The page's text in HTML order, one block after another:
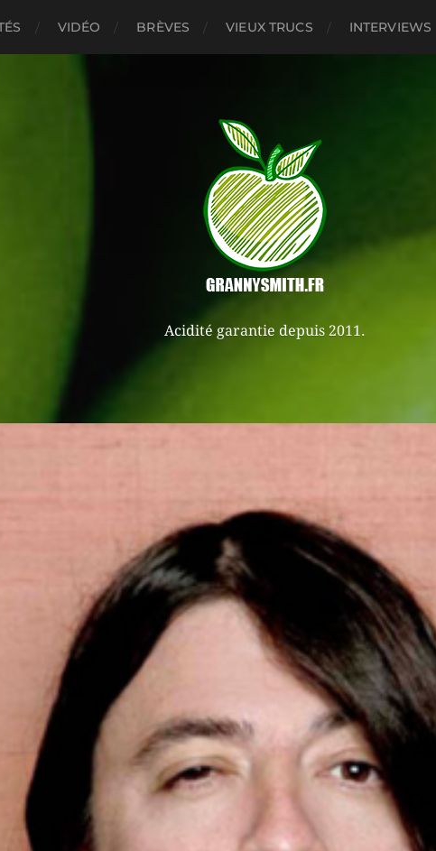
VIDÉO BRÈVES VIEUX TRUCS INTERVIEWS
Acidité garantie depuis 2011.